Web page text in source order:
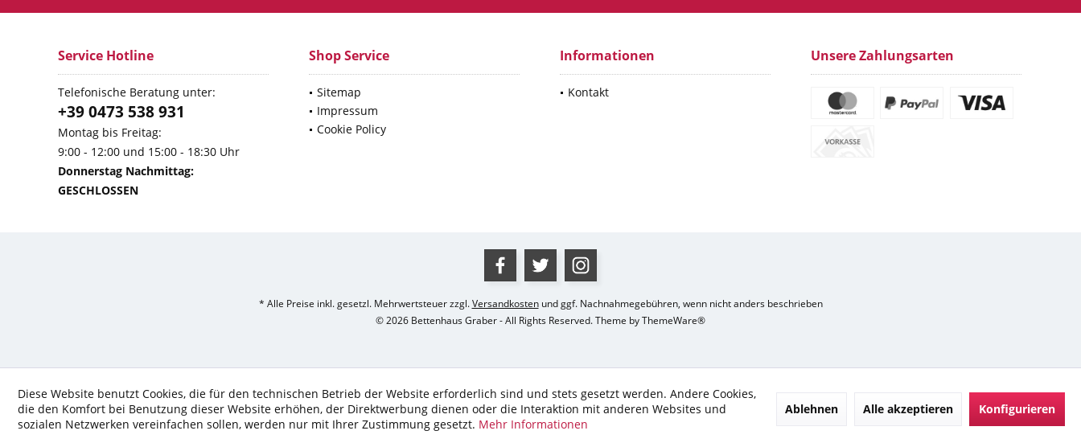
Service Hotline
Telefonische Beratung unter:
+39 0473 538 931
Montag bis Freitag:
9:00 - 12:00 und 15:00 - 18:30 Uhr
Donnerstag Nachmittag:
GESCHLOSSEN
Shop Service
Sitemap
Impressum
Cookie Policy
Informationen
Kontakt
Unsere Zahlungsarten
* Alle Preise inkl. gesetzl. Mehrwertsteuer zzgl.Versandkostenund ggf. Nachnahmegebühren, wenn nicht anders beschrieben
© 2026 Bettenhaus Graber - All Rights Reserved. Theme byThemeWare®
Diese Website benutzt Cookies, die für den technischen Betrieb der Website erforderlich sind und stets gesetzt werden. Andere Cookies,
die den Komfort bei Benutzung dieser Website erhöhen, der Direktwerbung dienen oder die Interaktion mit anderen Websites und
sozialen Netzwerken vereinfachen sollen, werden nur mit Ihrer Zustimmung gesetzt. Mehr Informationen
Ablehnen Alle akzeptieren Konfigurieren